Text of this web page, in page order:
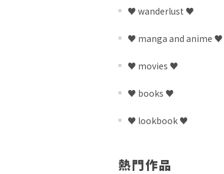
♥ wanderlust ♥
♥ manga and anime ♥
♥ movies ♥
♥ books ♥
♥ lookbook ♥
熱門作品